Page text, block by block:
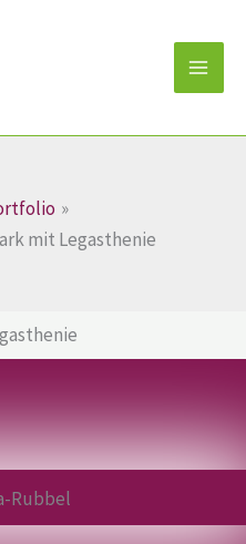
mit Legasthenie